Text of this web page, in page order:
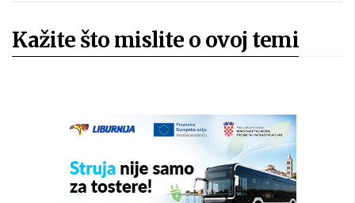
Kažite što mislite o ovoj temi